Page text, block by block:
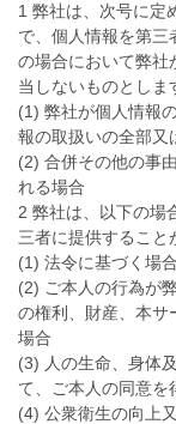
1 弊社は、次号に定
で、個人情報を第
の場合において弊社
当しないものとしま
(1) 弊社が個人情報
報の取扱いの全部又
(2) 合併その他の事
れる場合
2 弊社は、以下の場
三者に提供すること
(1) 法令に基づく場合
(2) ご本人の行為が
の権利、財産、本サ
場合
(3) 人の生命、身体
て、ご本人の同意を
(4) 公衆衛生の向上